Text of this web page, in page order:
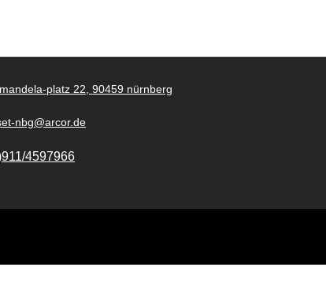
platz 22, 90459 nürnberg
nbg@arcor.de
4597966